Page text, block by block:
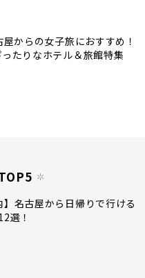
屋からの女子旅におすすめ！
たりなホテル＆旅館特集
】名古屋から日帰りで行ける
選！